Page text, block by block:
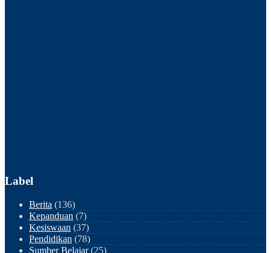
Label
Berita (136)
Kepanduan (7)
Kesiswaan (37)
Pendidikan (78)
Sumber Belajar(25)